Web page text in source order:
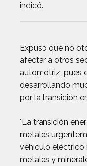
indicó.
Expuso que no
afectar a otros
automotriz, pues
desarrollando
por la transición
"La transición
metales
vehículo eléctrico
metales y